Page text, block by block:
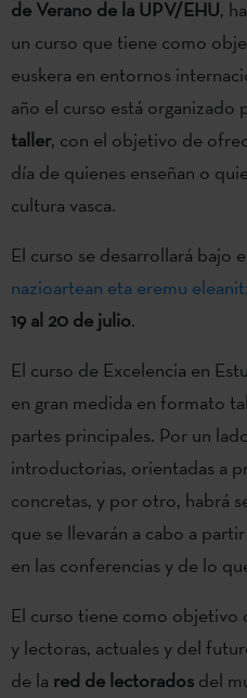
de Verano de la UPV/EHU,
un curso que tiene como
euskera en entornos
año el curso está organizado
taller, con el objetivo de
día de quienes enseñan o
cultura vasca.
El curso se desarrollará bajo
nazioartean eta eremu
19 al 20 de julio.
El curso de Excelencia en
en gran medida en formato
partes principales. Por un
introductorias, orientadas a
concretas, y por otro, habrá
que se llevarán a cabo a
en las conferencias y de lo
El curso tiene como objetivo
y lectoras, actuales y del
de la red de lectorados del